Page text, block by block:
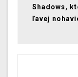
Shadows,
ľavej